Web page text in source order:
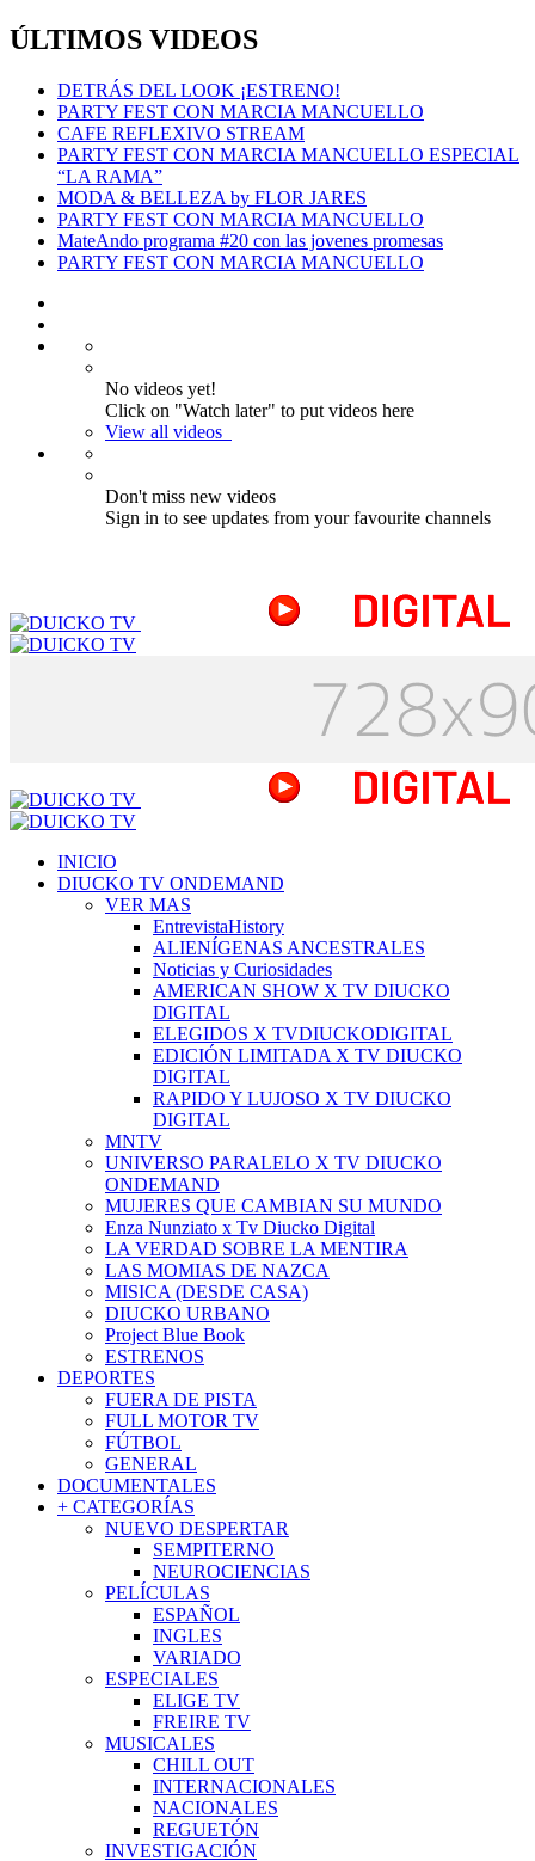
ÚLTIMOS VIDEOS
DETRÁS DEL LOOK ¡ESTRENO!
PARTY FEST CON MARCIA MANCUELLO
CAFE REFLEXIVO STREAM
PARTY FEST CON MARCIA MANCUELLO ESPECIAL
“LA RAMA”
MODA & BELLEZA by FLOR JARES
PARTY FEST CON MARCIA MANCUELLO
MateAndo programa #20 con las jovenes promesas
PARTY FEST CON MARCIA MANCUELLO
No videos yet!
Click on "Watch later" to put videos here
View all videos
Don't miss new videos
Sign in to see updates from your favourite channels
INICIO
DIUCKO TV ONDEMAND
VER MAS
EntrevistaHistory
ALIENÍGENAS ANCESTRALES
Noticias y Curiosidades
AMERICAN SHOW X TV DIUCKO
DIGITAL
ELEGIDOS X TVDIUCKODIGITAL
EDICIÓN LIMITADA X TV DIUCKO
DIGITAL
RAPIDO Y LUJOSO X TV DIUCKO
DIGITAL
MNTV
UNIVERSO PARALELO X TV DIUCKO
ONDEMAND
MUJERES QUE CAMBIAN SU MUNDO
Enza Nunziato x Tv Diucko Digital
LA VERDAD SOBRE LA MENTIRA
LAS MOMIAS DE NAZCA
MISICA (DESDE CASA)
DIUCKO URBANO
Project Blue Book
ESTRENOS
DEPORTES
FUERA DE PISTA
FULL MOTOR TV
FÚTBOL
GENERAL
DOCUMENTALES
+ CATEGORÍAS
NUEVO DESPERTAR
SEMPITERNO
NEUROCIENCIAS
PELÍCULAS
ESPAÑOL
INGLES
VARIADO
ESPECIALES
ELIGE TV
FREIRE TV
MUSICALES
CHILL OUT
INTERNACIONALES
NACIONALES
REGUETÓN
INVESTIGACIÓN